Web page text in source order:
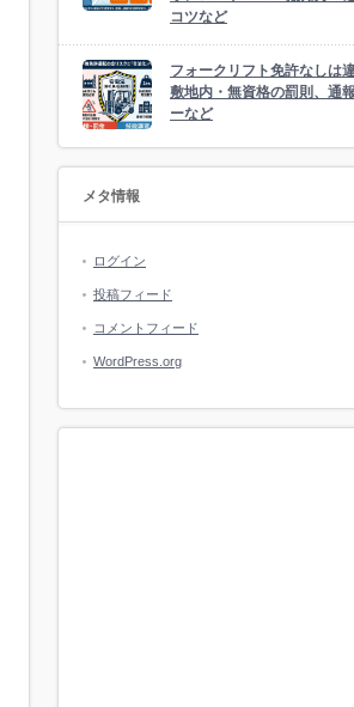
コツなど
フォークリフト免許なしは
敷地内・無資格の罰則、通
ーなど
メタ情報
ログイン
投稿フィード
コメントフィード
WordPress.org